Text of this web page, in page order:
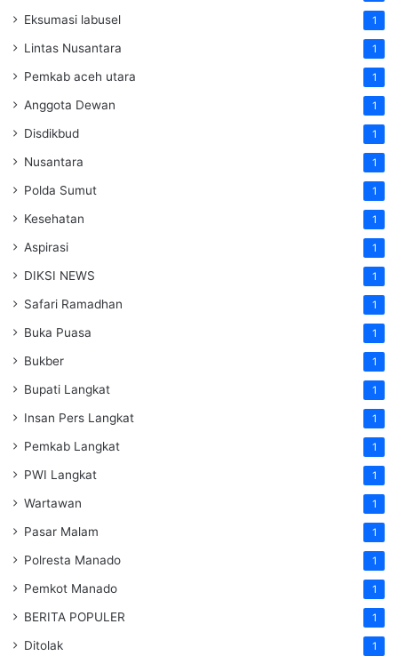
Eksumasi labusel 1
Lintas Nusantara 1
Pemkab aceh utara 1
Anggota Dewan 1
Disdikbud 1
Nusantara 1
Polda Sumut 1
Kesehatan 1
Aspirasi 1
DIKSI NEWS 1
Safari Ramadhan 1
Buka Puasa 1
Bukber 1
Bupati Langkat 1
Insan Pers Langkat 1
Pemkab Langkat 1
PWI Langkat 1
Wartawan 1
Pasar Malam 1
Polresta Manado 1
Pemkot Manado 1
BERITA POPULER 1
Ditolak 1